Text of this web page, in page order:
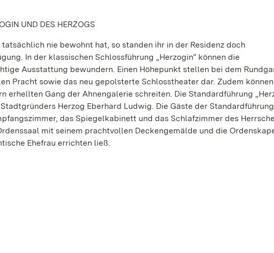
UND DES HERZOGS
nie bewohnt hat, so standen ihr in der Residenz doch
In der klassischen Schlossführung „Herzogin“ können die
Ausstattung bewundern. Einen Höhepunkt stellen bei dem
Pracht sowie das neu gepolsterte Schlosstheater dar. Zudem
erhellten Gang der Ahnengalerie schreiten. Die Standardführung
Herzog Eberhard Ludwig. Die Gäste der Standardführung
das Spiegelkabinett und das Schlafzimmer des
mit seinem prachtvollen Deckengemälde und die
Ehefrau errichten ließ.